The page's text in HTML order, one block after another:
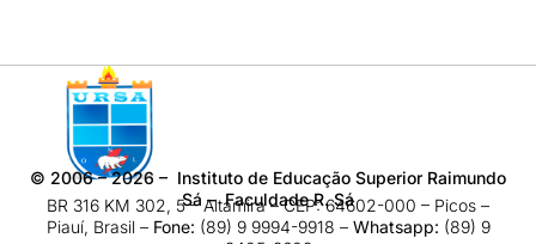
© 2006 – 2026 – Instituto de Educação Superior Raimundo
Sá – Faculdade R. Sá
BR 316 KM 302, 5 – Altamira – CEP: 64602-000 – Picos –
Piauí, Brasil – Fone: (89) 9 9994-9918​ – Whatsapp: (89) 9